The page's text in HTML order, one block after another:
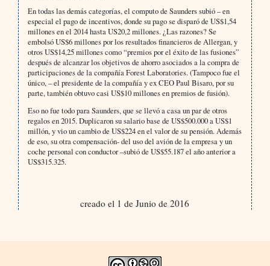
En todas las demás categorías, el computo de Saunders subió – en
especial el pago de incentivos, donde su pago se disparó de US$1,54
millones en el 2014 hasta US20,2 millones. ¿Las razones? Se
embolsó US$6 millones por los resultados financieros de Allergan, y
otros US$14,25 millones como “premios por el éxito de las fusiones”
después de alcanzar los objetivos de ahorro asociados a la compra de
participaciones de la compañía Forest Laboratories. (Tampoco fue el
único, – el presidente de la compañía y ex CEO Paul Bisaro, por su
parte, también obtuvo casi US$10 millones en premios de fusión).
Eso no fue todo para Saunders, que se llevó a casa un par de otros
regalos en 2015. Duplicaron su salario base de US$500.000 a US$1
millón, y vio un cambio de US$224 en el valor de su pensión. Además
de eso, su otra compensación- del uso del avión de la empresa y un
coche personal con conductor –subió de US$55.187 el año anterior a
US$315.325.
creado el 1 de Junio de 2016